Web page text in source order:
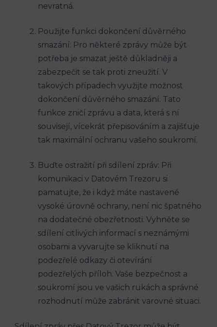
nevratná.
Použijte funkci dokončení důvěrného
smazání: Pro některé zprávy může být
potřeba je smazat ještě důkladněji a
zabezpečit se tak proti zneužití. V
takových případech využijte možnost
dokončení důvěrného smazání. Tato
funkce zničí zprávu a data, která s ní
souvisejí, vícekrát přepisováním a zajišťuje
tak maximální ochranu vašeho soukromí.
Buďte ostražití při sdílení zpráv: Při
komunikaci v Datovém Trezoru si
pamatujte, že i když máte nastavené
vysoké úrovně ochrany, není nic špatného
na dodatečné obezřetnosti. Vyhněte se
sdílení citlivých informací s neznámými
osobami a vyvarujte se kliknutí na
podezřelé odkazy či otevírání
podezřelých příloh. Vaše bezpečnost a
soukromí jsou ve vašich rukách a správné
rozhodnutí může zabránit varovné situaci.